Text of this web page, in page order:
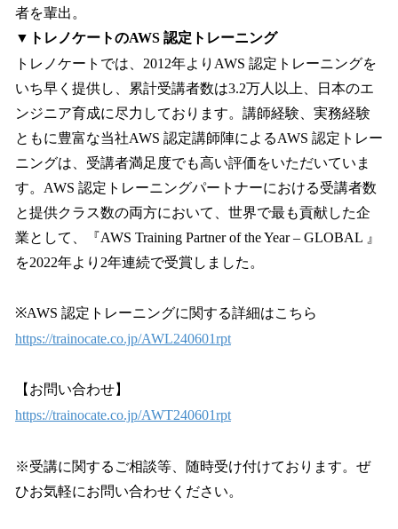
者を輩出。
▼トレノケートのAWS 認定トレーニング
トレノケートでは、2012年よりAWS 認定トレーニングを
いち早く提供し、累計受講者数は3.2万人以上、日本のエ
ンジニア育成に尽力しております。講師経験、実務経験
ともに豊富な当社AWS 認定講師陣によるAWS 認定トレー
ニングは、受講者満足度でも高い評価をいただいていま
す。AWS 認定トレーニングパートナーにおける受講者数
と提供クラス数の両方において、世界で最も貢献した企
業として、『AWS Training Partner of the Year – GLOBAL 』
を2022年より2年連続で受賞しました。
※AWS 認定トレーニングに関する詳細はこちら
https://trainocate.co.jp/AWL240601rpt
【お問い合わせ】
https://trainocate.co.jp/AWT240601rpt
※受講に関するご相談等、随時受け付けております。ぜ
ひお気軽にお問い合わせください。